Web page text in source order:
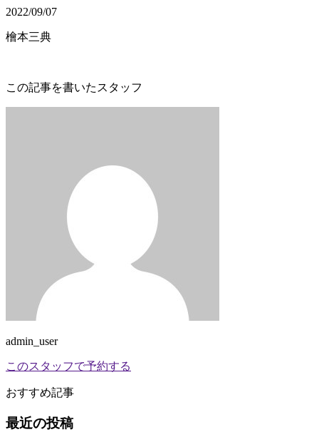
2022/09/07
檜本三典
この記事を書いたスタッフ
admin_user
このスタッフで予約する
おすすめ記事
最近の投稿